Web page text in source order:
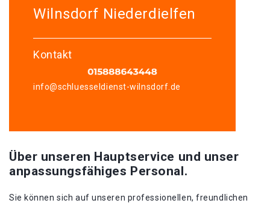
Wilnsdorf Niederdielfen
Kontakt
info@schluesseldienst-wilnsdorf.de
Über unseren Hauptservice und unser
anpassungsfähiges Personal.
Sie können sich auf unseren professionellen, freundlichen